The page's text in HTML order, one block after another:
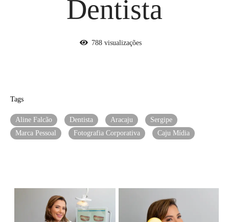
Dentista
788 visualizações
Tags
Aline Falcão Dentista Aracaju
Sergipe
Marca Pessoal
Fotografia Corporativa Caju Mídia